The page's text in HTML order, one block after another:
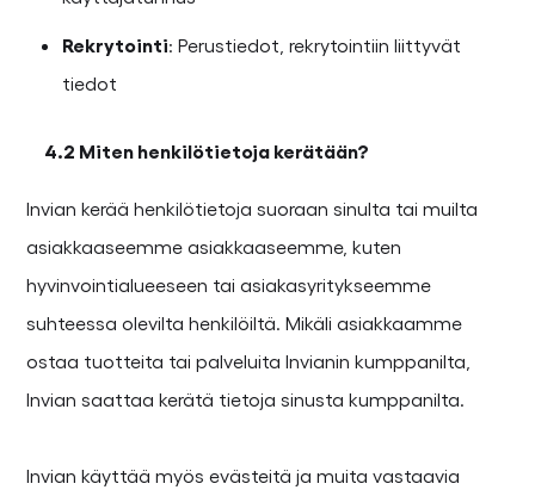
Rekrytointi: Perustiedot, rekrytointiin liittyvät
tiedot
4.2 Miten henkilötietoja kerätään?
Invian kerää henkilötietoja suoraan sinulta tai muilta
asiakkaaseemme asiakkaaseemme, kuten
hyvinvointialueeseen tai asiakasyritykseemme
suhteessa olevilta henkilöiltä. Mikäli asiakkaamme
ostaa tuotteita tai palveluita Invianin kumppanilta,
Invian saattaa kerätä tietoja sinusta kumppanilta.
Invian käyttää myös evästeitä ja muita vastaavia